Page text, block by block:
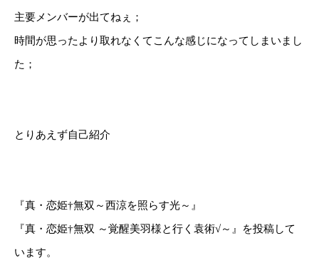
主要メンバーが出てねぇ；
時間が思ったより取れなくてこんな感じになってしまいまし
た；
とりあえず自己紹介
『真・恋姫†無双～西涼を照らす光～』
『真・恋姫†無双 ～覚醒美羽様と行く袁術√～』を投稿して
います。